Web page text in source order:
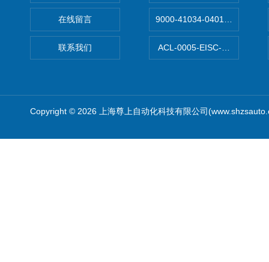
在线留言
联系我们
9000-41034-0401000穆尔
ACL-0005-EISC-E2M8C上海
Copyright © 2026 上海尊上自动化科技有限公司